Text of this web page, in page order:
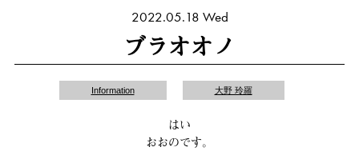
2022.05.18 Wed
ブラオオノ
Information 大野 玲羅
はい
おおのです。